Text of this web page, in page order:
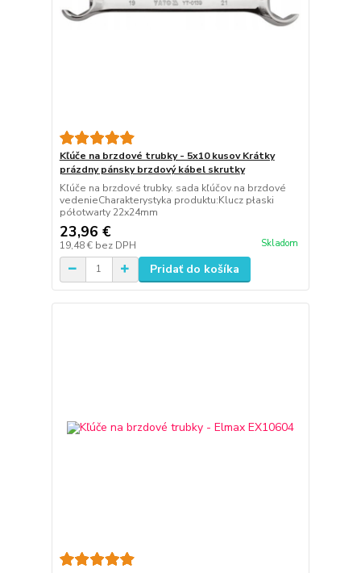
Kľúče na brzdové trubky - 5x10 kusov Krátky
prázdny pánsky brzdový kábel skrutky
Kľúče na brzdové trubky. sada kľúčov na brzdové
vedenieCharakterystyka produktu:Klucz płaski
półotwarty 22x24mm
23,96 €
19,48 € bez DPH Skladom
Pridať do košíka